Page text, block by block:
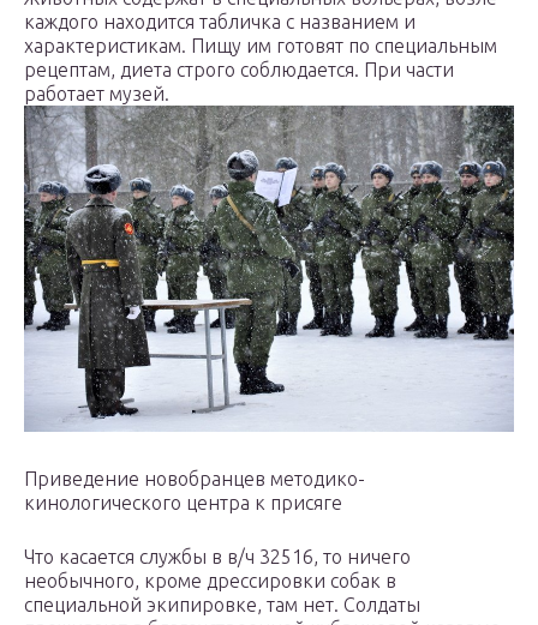
каждого находится табличка с названием и
характеристикам. Пищу им готовят по специальным
рецептам, диета строго соблюдается. При части
работает музей.
Приведение новобранцев методико-
кинологического центра к присяге
Что касается службы в в/ч 32516, то ничего
необычного, кроме дрессировки собак в
специальной экипировке, там нет. Солдаты